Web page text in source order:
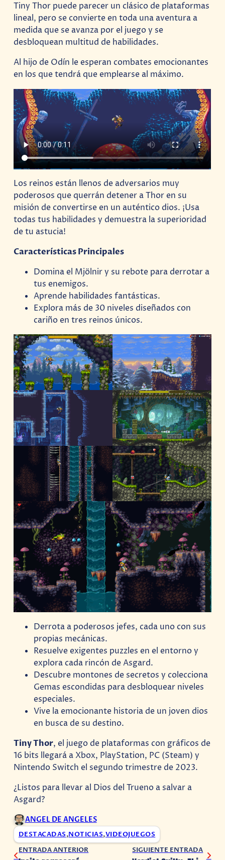
Tiny Thor puede parecer un clásico de plataformas
lineal, pero se convierte en toda una aventura a
medida que se avanza por el juego y se
desbloquean multitud de habilidades.
Al hijo de Odín le esperan combates emocionantes
en los que tendrá que emplearse al máximo.
Los reinos están llenos de adversarios muy
poderosos que querrán detener a Thor en su
misión de convertirse en un auténtico dios. ¡Usa
todas tus habilidades y demuestra la superioridad
de tu astucia!
Características Principales
Domina el Mjölnir y su rebote para derrotar a
tus enemigos.
Aprende habilidades fantásticas.
Explora más de 30 niveles diseñados con
cariño en tres reinos únicos.
Derrota a poderosos jefes, cada uno con sus
propias mecánicas.
Resuelve exigentes puzzles en el entorno y
explora cada rincón de Asgard.
Descubre montones de secretos y colecciona
Gemas escondidas para desbloquear niveles
especiales.
Vive la emocionante historia de un joven dios
en busca de su destino.
Tiny Thor, el juego de plataformas con gráficos de
16 bits llegará a Xbox, PlayStation, PC (Steam) y
Nintendo Switch el segundo trimestre de 2023.
¿Listos para llevar al Dios del Trueno a salvar a
Asgard?
ANGEL DE ANGELES
DESTACADAS,NOTICIAS,VIDEOJUEGOS
ENTRADA ANTERIOR
SIGUIENTE ENTRADA